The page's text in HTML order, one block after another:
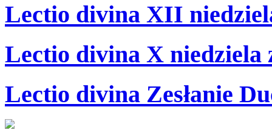
Lectio divina XII
Lectio divina X niedziela
Lectio divina Zesłanie